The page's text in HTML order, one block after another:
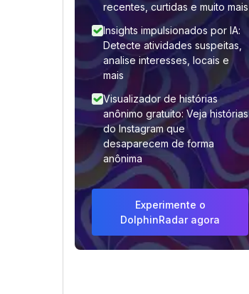
recentes, curtidas e muito mais
Insights impulsionados por IA:
Detecte atividades suspeitas,
analise interesses, locais e
mais
Visualizador de histórias
anônimo gratuito: Veja histórias
do Instagram que
desaparecem de forma
anônima
Experimente o
DolphinRadar agora